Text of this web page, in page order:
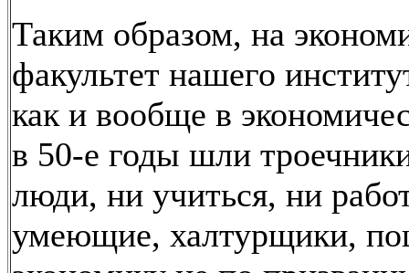
Таким образом, на
факультет нашего
как и вообще в
в 50-е годы шли
люди, ни учиться, ни
умеющие, халтурщики,